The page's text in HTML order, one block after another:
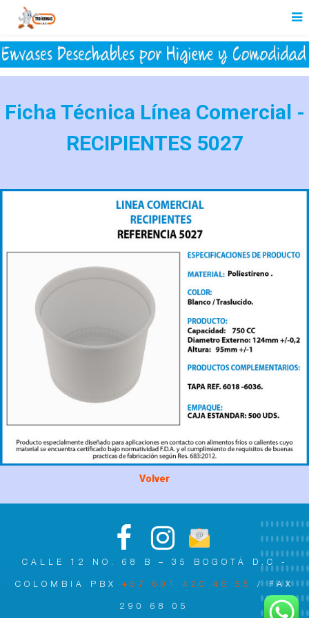
Ficha Técnica Línea Comercial -
RECIPIENTES 5027
Volver
CALLE 12 NO. 68 B – 35 BOGOTÁ D.C -
COLOMBIA PBX +57 601 420 46 55 / FAX
290 68 05